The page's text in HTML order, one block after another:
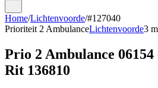
Home/Lichtenvoorde/#127040
Prioriteit 2 AmbulanceLichtenvoorde3
Prio 2 Ambulance
Rit 136810